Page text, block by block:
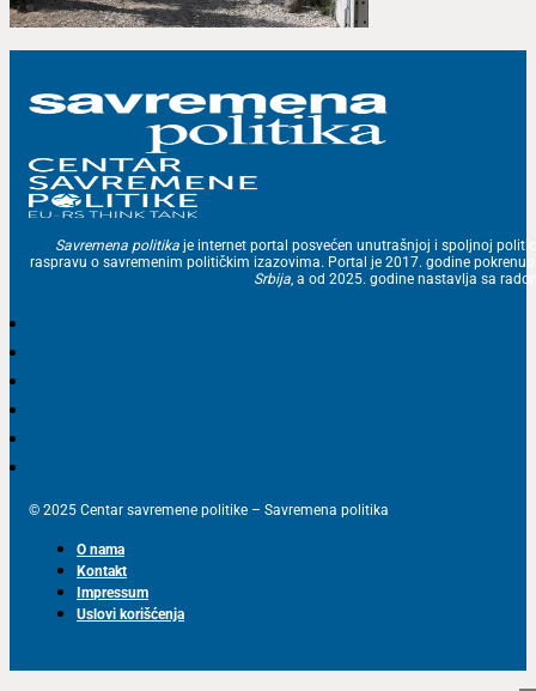
Savremena politika je internet portal posvećen unutrašnjoj i spoljnoj
raspravu o savremenim političkim izazovima. Portal je 2017. godine
Srbija, a od 2025. godine nastavlja sa
© 2025 Centar savremene politike – Savremena politika
O nama
Kontakt
Impressum
Uslovi korišćenja